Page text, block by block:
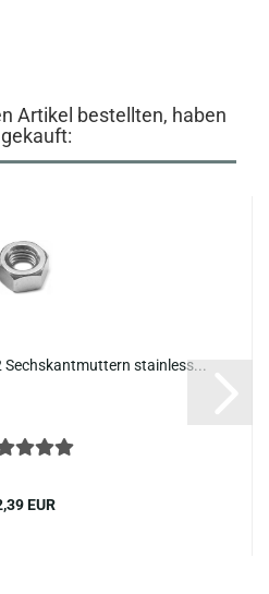
Artikel bestellten, haben
Sechs­kant­mut­tern stain­less...
EUR